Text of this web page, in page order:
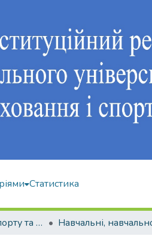
Статистика
Кафедра кіберспорту та інформаційних технологій